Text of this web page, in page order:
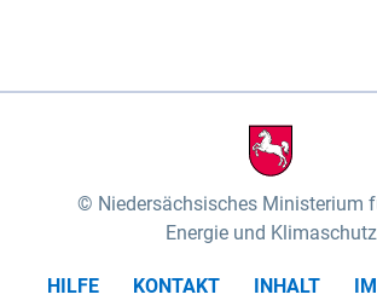
Niedersächsisches Ministerium
Energie und Klimaschutz
HILFE KONTAKT INHALT